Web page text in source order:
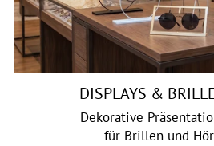
DISPLAYS &
Dekorative
für Brillen und